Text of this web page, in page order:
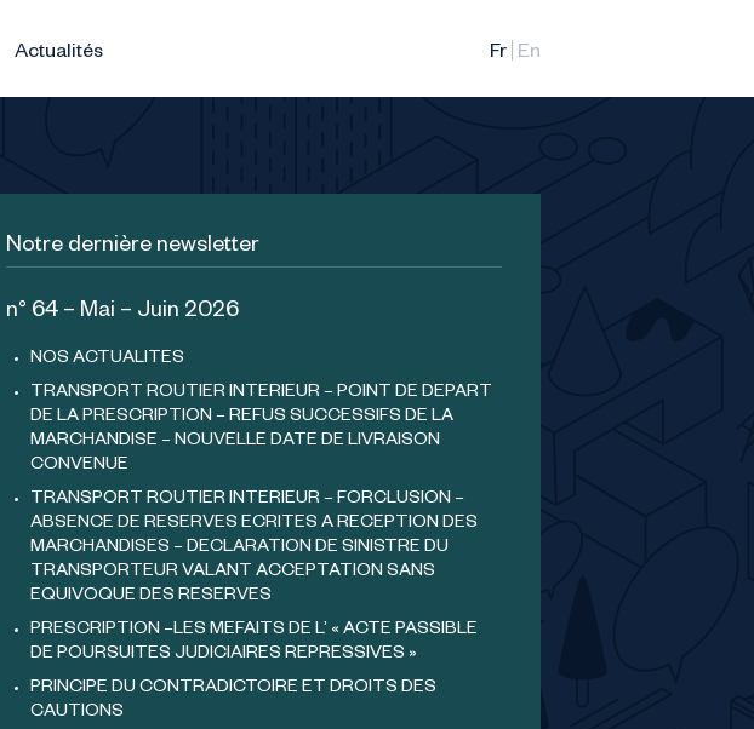
Actualités
Notre dernière newsletter
n° 64 – Mai – Juin 2026
NOS ACTUALITES
TRANSPORT ROUTIER INTERIEUR – POINT DE DEPART
DE LA PRESCRIPTION – REFUS SUCCESSIFS DE LA
MARCHANDISE – NOUVELLE DATE DE LIVRAISON
CONVENUE
TRANSPORT ROUTIER INTERIEUR – FORCLUSION –
ABSENCE DE RESERVES ECRITES A RECEPTION DES
MARCHANDISES – DECLARATION DE SINISTRE DU
TRANSPORTEUR VALANT ACCEPTATION SANS
EQUIVOQUE DES RESERVES
PRESCRIPTION –LES MEFAITS DE L’ « ACTE PASSIBLE
DE POURSUITES JUDICIAIRES REPRESSIVES »
PRINCIPE DU CONTRADICTOIRE ET DROITS DES
CAUTIONS